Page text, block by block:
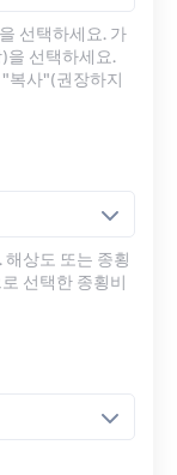
선택하세요. 가
을 선택하세요.
복사"(권장하지
상도 또는 종횡
선택한 종횡비